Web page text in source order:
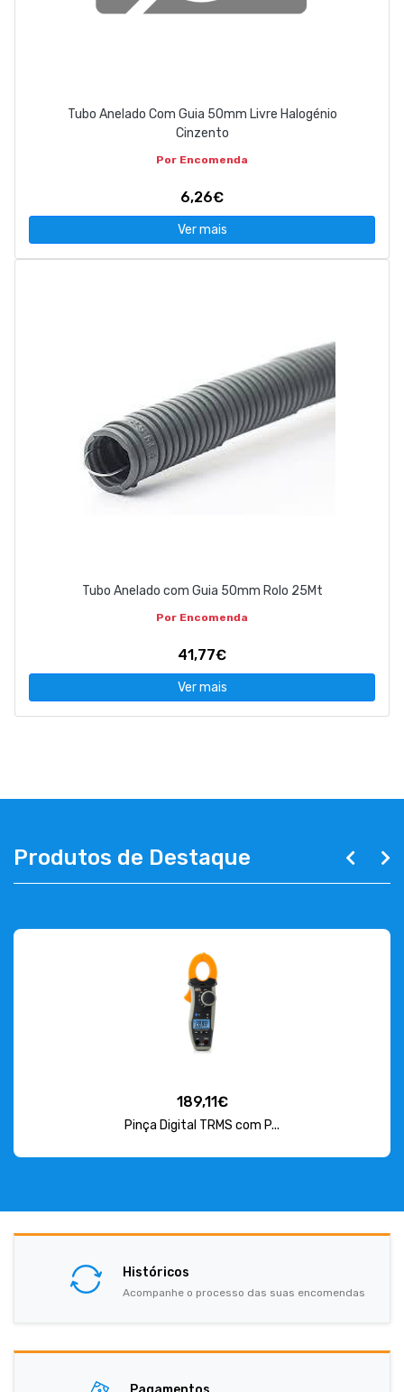
Tubo Anelado Com Guia 50mm Livre Halogénio
Cinzento
Por Encomenda
6,26€
Ver mais
Tubo Anelado com Guia 50mm Rolo 25Mt
Por Encomenda
41,77€
Ver mais
Produtos de Destaque
189,11€
Pinça Digital TRMS com P...
Históricos
Acompanhe o processo das suas encomendas